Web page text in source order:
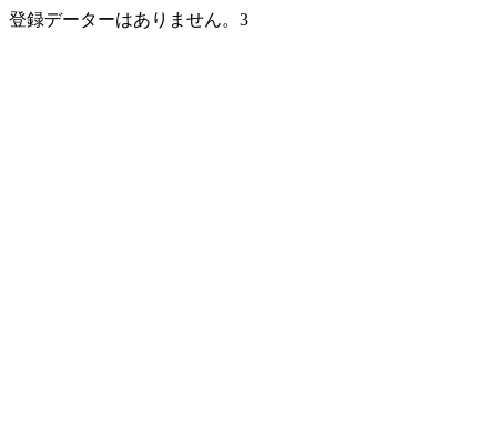
登録データーはありません。3